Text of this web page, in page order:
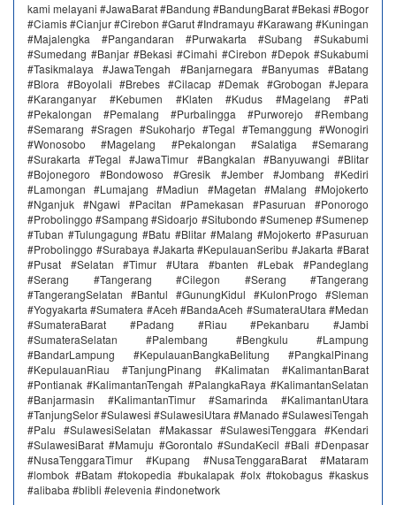
kami melayani #JawaBarat #Bandung #BandungBarat #Bekasi #Bogor
#Ciamis #Cianjur #Cirebon #Garut #Indramayu #Karawang #Kuningan
#Majalengka #Pangandaran #Purwakarta #Subang #Sukabumi
#Sumedang #Banjar #Bekasi #Cimahi #Cirebon #Depok #Sukabumi
#Tasikmalaya #JawaTengah #Banjarnegara #Banyumas #Batang
#Blora #Boyolali #Brebes #Cilacap #Demak #Grobogan #Jepara
#Karanganyar #Kebumen #Klaten #Kudus #Magelang #Pati
#Pekalongan #Pemalang #Purbalingga #Purworejo #Rembang
#Semarang #Sragen #Sukoharjo #Tegal #Temanggung #Wonogiri
#Wonosobo #Magelang #Pekalongan #Salatiga #Semarang
#Surakarta #Tegal #JawaTimur #Bangkalan #Banyuwangi #Blitar
#Bojonegoro #Bondowoso #Gresik #Jember #Jombang #Kediri
#Lamongan #Lumajang #Madiun #Magetan #Malang #Mojokerto
#Nganjuk #Ngawi #Pacitan #Pamekasan #Pasuruan #Ponorogo
#Probolinggo #Sampang #Sidoarjo #Situbondo #Sumenep #Sumenep
#Tuban #Tulungagung #Batu #Blitar #Malang #Mojokerto #Pasuruan
#Probolinggo #Surabaya #Jakarta #KepulauanSeribu #Jakarta #Barat
#Pusat #Selatan #Timur #Utara #banten #Lebak #Pandeglang
#Serang #Tangerang #Cilegon #Serang #Tangerang
#TangerangSelatan #Bantul #GunungKidul #KulonProgo #Sleman
#Yogyakarta #Sumatera #Aceh #BandaAceh #SumateraUtara #Medan
#SumateraBarat #Padang #Riau #Pekanbaru #Jambi
#SumateraSelatan #Palembang #Bengkulu #Lampung
#BandarLampung #KepulauanBangkaBelitung #PangkalPinang
#KepulauanRiau #TanjungPinang #Kalimatan #KalimantanBarat
#Pontianak #KalimantanTengah #PalangkaRaya #KalimantanSelatan
#Banjarmasin #KalimantanTimur #Samarinda #KalimantanUtara
#TanjungSelor #Sulawesi #SulawesiUtara #Manado #SulawesiTengah
#Palu #SulawesiSelatan #Makassar #SulawesiTenggara #Kendari
#SulawesiBarat #Mamuju #Gorontalo #SundaKecil #Bali #Denpasar
#NusaTenggaraTimur #Kupang #NusaTenggaraBarat #Mataram
#lombok #Batam #tokopedia #bukalapak #olx #tokobagus #kaskus
#alibaba #blibli #elevenia #indonetwork